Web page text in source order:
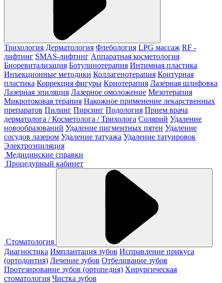
Трихология Дерматология Флебология LPG массаж RF -
лифтинг SMAS-лифтинг Аппаратная косметология
Биоревитализация Ботулинотерапия Интимная пластика
Инъекционные методики Коллагенотерапия Контурная
пластика Коррекция фигуры Криотерапия Лазерная шлифовка
Лазерная эпиляция Лазерное омоложение Мезотерапия
Микротоковая терапия Накожное применение лекарственных
препаратов Пилинг Пирсинг Подология Прием врача
дерматолога / Косметолога / Трихолога Солярий Удаление
новообразований Удаление пигментных пятен Удаление
сосудов лазером Удаление татуажа Удаление татуировок
Электроэпиляция
Медицинские справки
Процедурный кабинет
Стоматология
Диагностика Имплантация зубов Исправление прикуса
(ортодонтия) Лечение зубов Отбеливание зубов
Протезирование зубов (ортопедия) Хирургическая
стоматология Чистка зубов